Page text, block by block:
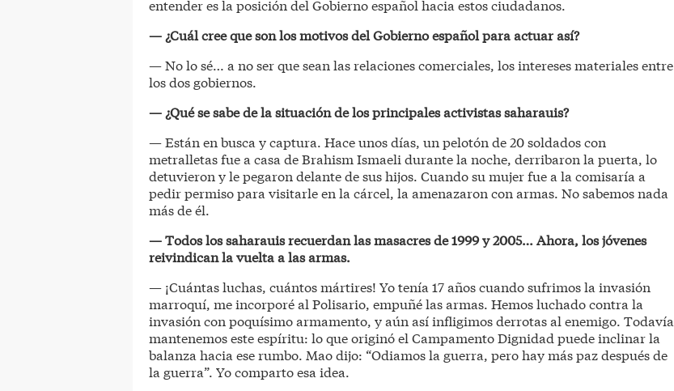
entender es la posición del Gobierno español hacia estos ciudadanos.
— ¿Cuál cree que son los motivos del Gobierno español para actuar así?
— No lo sé… a no ser que sean las relaciones comerciales, los intereses materiales entre
los dos gobiernos.
— ¿Qué se sabe de la situación de los principales activistas saharauis?
— Están en busca y captura. Hace unos días, un pelotón de 20 soldados con
metralletas fue a casa de Brahism Ismaeli durante la noche, derribaron la puerta, lo
detuvieron y le pegaron delante de sus hijos. Cuando su mujer fue a la comisaría a
pedir permiso para visitarle en la cárcel, la amenazaron con armas. No sabemos nada
más de él.
— Todos los saharauis recuerdan las masacres de 1999 y 2005… Ahora, los jóvenes
reivindican la vuelta a las armas.
— ¡Cuántas luchas, cuántos mártires! Yo tenía 17 años cuando sufrimos la invasión
marroquí, me incorporé al Polisario, empuñé las armas. Hemos luchado contra la
invasión con poquísimo armamento, y aún así infligimos derrotas al enemigo. Todavía
mantenemos este espíritu: lo que originó el Campamento Dignidad puede inclinar la
balanza hacia ese rumbo. Mao dijo: “Odiamos la guerra, pero hay más paz después de
la guerra”. Yo comparto esa idea.